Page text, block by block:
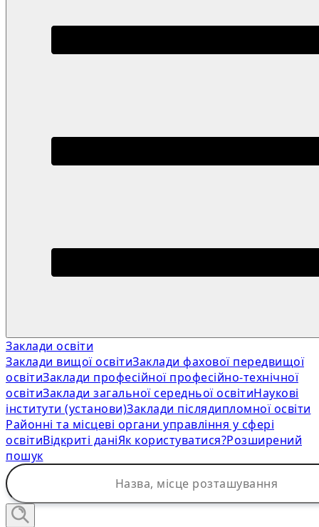
Заклади освіти
Заклади вищої освітиЗаклади фахової передвищої
освітиЗаклади професійної професійно-технічної
освітиЗаклади загальної середньої освітиНаукові
інститути (установи)Заклади післядипломної освіти
Районні та місцеві органи управління у сфері
освітиВідкриті даніЯк користуватися?Розширений
пошук